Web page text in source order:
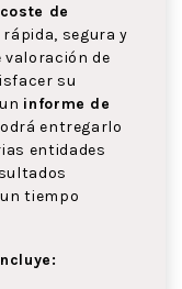
de
segura y
valoración de
su
informe de
entregarlo
entidades
tiempo